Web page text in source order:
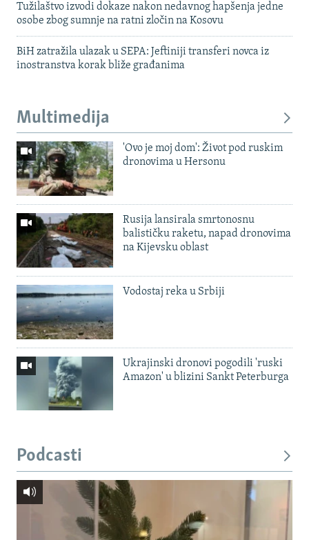
Tužilaštvo izvodi dokaze nakon nedavnog hapšenja jedne
osobe zbog sumnje na ratni zločin na Kosovu
BiH zatražila ulazak u SEPA: Jeftiniji transferi novca iz
inostranstva korak bliže građanima
Multimedija
'Ovo je moj dom': Život pod ruskim
dronovima u Hersonu
Rusija lansirala smrtonosnu
balističku raketu, napad dronovima
na Kijevsku oblast
Vodostaj reka u Srbiji
Ukrajinski dronovi pogodili 'ruski
Amazon' u blizini Sankt Peterburga
Podcasti